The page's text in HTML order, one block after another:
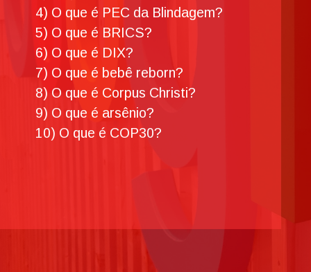
4) O que é PEC da Blindagem?
5) O que é BRICS?
6) O que é DIX?
7) O que é bebê reborn?
8) O que é Corpus Christi?
9) O que é arsênio?
10) O que é COP30?